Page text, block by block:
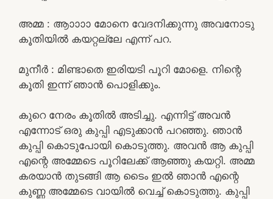
അമ്മ : ആാാാാ മോനെ വേദനിക്കുന്നു അവനോടു
കൂതിയിൽ കയറ്റല്ലേ എന്ന് പറ.
മുനീർ : മിണ്ടാതെ ഇരിയടി പൂറി മോളെ. നിന്റെ
കൂതി ഇന്ന് ഞാൻ പൊളിക്കും.
കുറെ നേരം കൂതിൽ അടിച്ചു. എന്നിട്ട് അവൻ
എന്നോട് ഒരു കുപ്പി എടുക്കാൻ പറഞ്ഞു. ഞാൻ
കുപ്പി കൊടുപോയി കൊടുത്തു. അവൻ ആ കുപ്പി
എന്റെ അമ്മേടെ പൂറിലേക്ക് ആഞ്ഞു കയറ്റി. അമ്മ
കരയാൻ തുടങ്ങി ആ ടൈം ഇൽ ഞാൻ എന്റെ
കുണ്ണ അമ്മേടെ വായിൽ വെച്ച് കൊടുത്തു. കുപ്പി